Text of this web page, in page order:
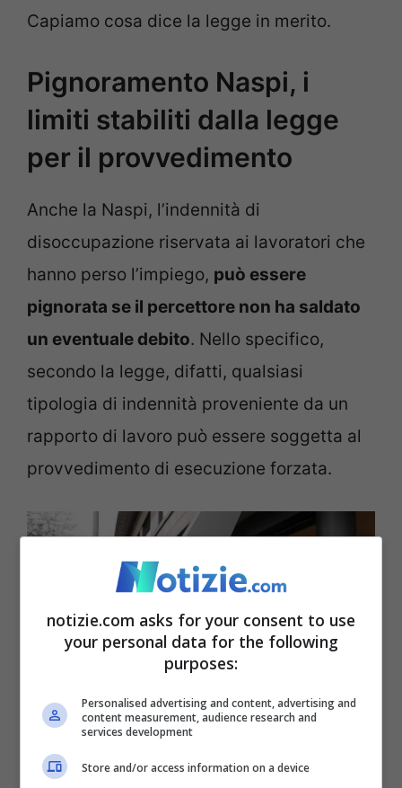
Capiamo cosa dice la legge in merito.
Pignoramento Naspi, i
limiti stabiliti dalla legge
per il provvedimento
Anche la Naspi, l’indennità di
disoccupazione riservata ai lavoratori che
hanno perso l’impiego, può essere
pignorata se il percettore non ha saldato
un eventuale debito. Nello specifico,
secondo la legge, difatti, qualsiasi
tipologia di indennità proveniente da un
rapporto di lavoro può essere soggetta al
provvedimento di esecuzione forzata.
Pignoramento Naspi, i limiti stabiliti dalla legge per il
provvedimento (Foto da Ansa) – Notizie.com
notizie.com asks for your consent to use
your personal data for the following
purposes:
Personalised advertising and content, advertising and
content measurement, audience research and
services development
Store and/or access information on a device